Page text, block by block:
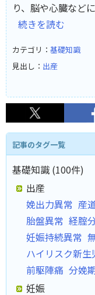
り、脳や心臓など
続きを読む
カテゴリ： 基礎知識
見出し： 出産
記事のタグ一覧
基礎知識 (100件)
出産
娩出力異常 産
胎盤異常 経腟
妊娠持続異常
ハイリスク新生
前駆陣痛 分娩
妊娠